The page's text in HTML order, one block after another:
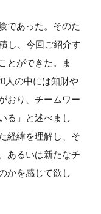
であった。そのた
し、今回ご紹介す
とができた。ま
人の中には知財や
おり、チームワー
る」と述べまし
経緯を理解し、そ
あるいは新たなチ
かを感じて欲し